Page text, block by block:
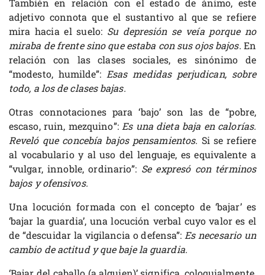
adjetivo connota que el sustantivo al que se refiere
mira hacia el suelo: Su depresión se veía porque no
miraba de frente sino que estaba con sus ojos bajos. En
relación con las clases sociales, es sinónimo de
“modesto, humilde”: Esas medidas perjudican, sobre
todo, a los de clases bajas.
Otras connotaciones para ‘bajo’ son las de “pobre,
escaso, ruin, mezquino”: Es una dieta baja en calorías.
Reveló que concebía bajos pensamientos. Si se refiere
al vocabulario y al uso del lenguaje, es equivalente a
“vulgar, innoble, ordinario”: Se expresó con términos
bajos y ofensivos.
Una locución formada con el concepto de ‘bajar’ es
‘bajar la guardia’, una locución verbal cuyo valor es el
de “descuidar la vigilancia o defensa”: Es necesario un
cambio de actitud y que baje la guardia.